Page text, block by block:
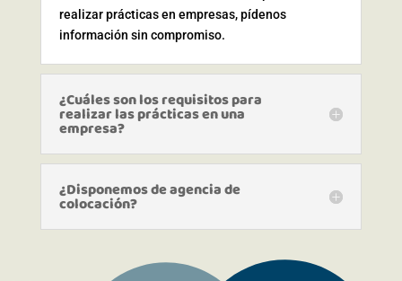
realizar prácticas en empresas, pídenos
información sin compromiso.
¿Cuáles son los requisitos para
realizar las prácticas en una
empresa?
¿Disponemos de agencia de
colocación?